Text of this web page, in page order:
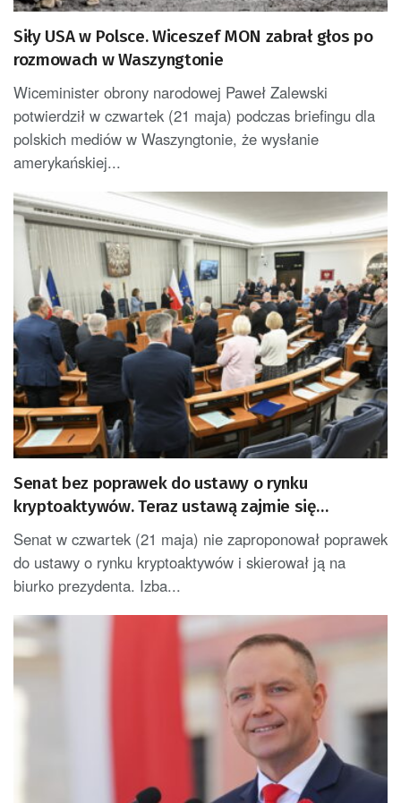
Siły USA w Polsce. Wiceszef MON zabrał głos po
rozmowach w Waszyngtonie
Wiceminister obrony narodowej Paweł Zalewski
potwierdził w czwartek (21 maja) podczas briefingu dla
polskich mediów w Waszyngtonie, że wysłanie
amerykańskiej...
Senat bez poprawek do ustawy o rynku
kryptoaktywów. Teraz ustawą zajmie się
prezydent
Senat w czwartek (21 maja) nie zaproponował poprawek
do ustawy o rynku kryptoaktywów i skierował ją na
biurko prezydenta. Izba...